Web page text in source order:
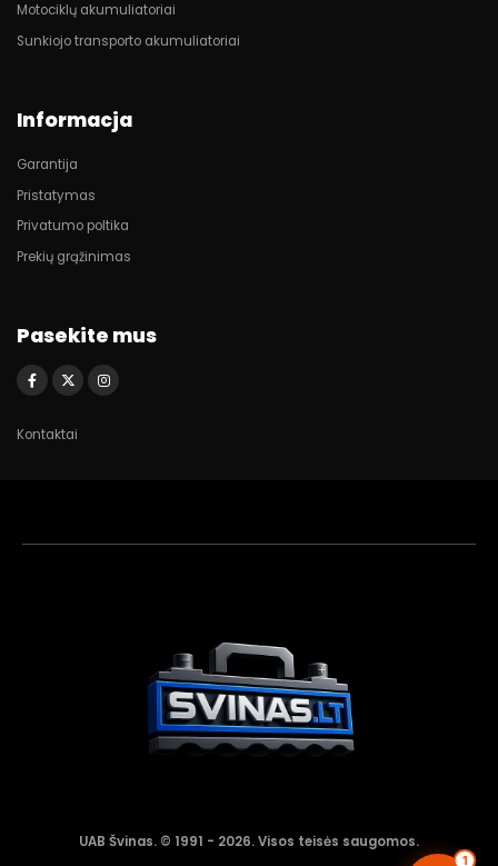
Motociklų akumuliatoriai
Sunkiojo transporto akumuliatoriai
Informacja
Garantija
Pristatymas
Privatumo poltika
Prekių grąžinimas
Pasekite mus
Kontaktai
UAB Švinas. © 1991 - 2026. Visos teisės saugomos.
1
Akumuliatorių
asistentas
Aktyvus dabar